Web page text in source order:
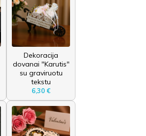
Dekoracija
dovanai "Karutis"
su graviruotu
tekstu
6,30 €